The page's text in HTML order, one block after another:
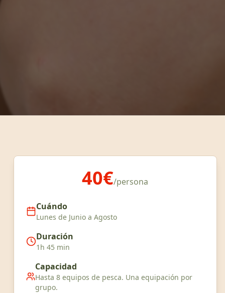
40€/persona
Cuándo
Lunes de Junio a Agosto
Duración
1h 45 min
Capacidad
Hasta 8 equipos de pesca. Una equipación por
grupo.